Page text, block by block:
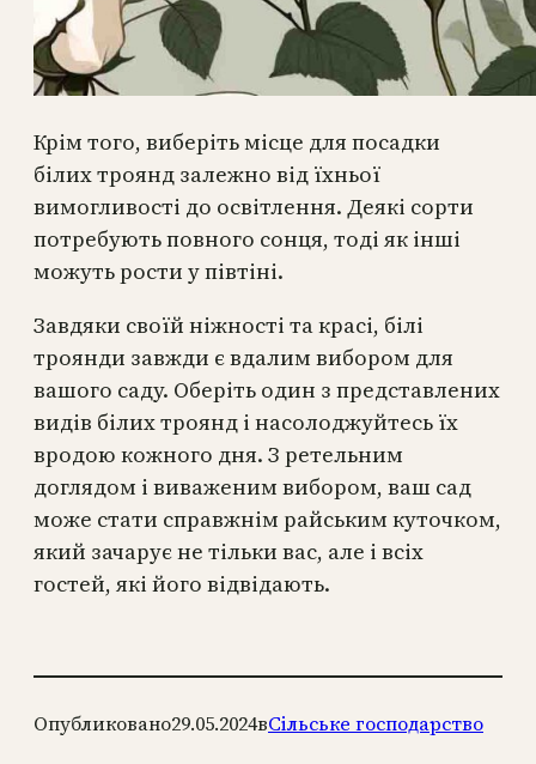
Крім того, виберіть місце для посадки
білих троянд залежно від їхньої
вимогливості до освітлення. Деякі сорти
потребують повного сонця, тоді як інші
можуть рости у півтіні.
Завдяки своїй ніжності та красі, білі
троянди завжди є вдалим вибором для
вашого саду. Оберіть один з представлених
видів білих троянд і насолоджуйтесь їх
вродою кожного дня. З ретельним
доглядом і виваженим вибором, ваш сад
може стати справжнім райським куточком,
який зачарує не тільки вас, але і всіх
гостей, які його відвідають.
Опубликовано29.05.2024вСільське господарство